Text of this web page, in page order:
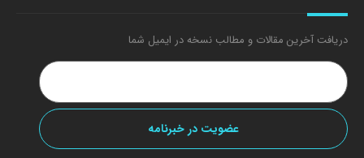
دریافت آخرین مقالات و مطالب نسخه در ایمیل شما